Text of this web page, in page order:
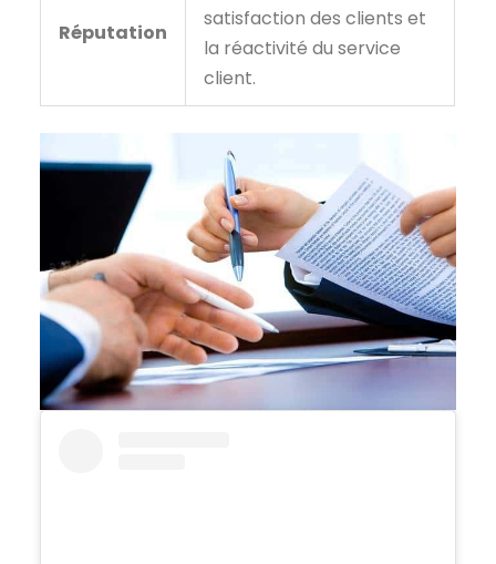
Réputation
satisfaction des clients et
la réactivité du service
client.